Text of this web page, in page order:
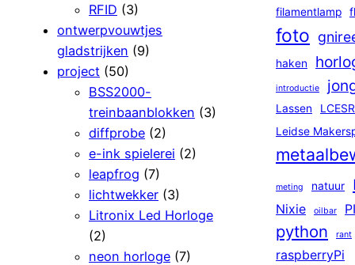
RFID (3)
ontwerpvouwtjes
gladstrijken (9)
project (50)
BSS2000-
treinbaanblokken (3)
diffprobe (2)
e-ink spielerei (2)
leapfrog (7)
lichtwekker (3)
Litronix Led Horloge
(2)
neon horloge (7)
filamentlamp
foto
haken
introductie
Lassen
Leidse
meting natuur
Nixie oilbar
python rant
raspberryPi